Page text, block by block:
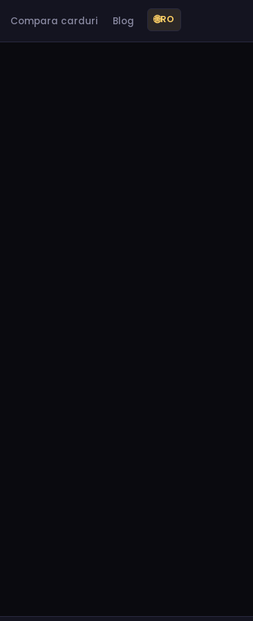
Compara carduri Blog 🌐RO